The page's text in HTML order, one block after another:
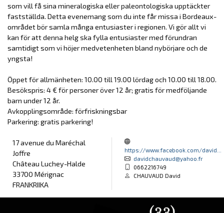
som vill få sina mineralogiska eller paleontologiska upptäckter
fastställda. Detta evenemang som du inte får missa i Bordeaux-
området bör samla många entusiaster i regionen. Vi gör allt vi
kan för att denna helg ska fylla entusiaster med förundran
samtidigt som vi höjer medvetenheten bland nybörjare och de
yngsta!
Öppet för allmänheten: 10.00 till 19.00 lördag och 10.00 till 18.00.
Besökspris: 4 € för personer över 12 år; gratis för medföljande
barn under 12 år.
Avkopplingsområde: förfriskningsbar
Parkering: gratis parkering!
17 avenue du Maréchal
Joffre
Château Luchey-Halde
33700 Mérignac
FRANKRIIKA
https://www.facebook.com/david...
davidchauvaud@yahoo.fr
0662216749
CHAUVAUD David